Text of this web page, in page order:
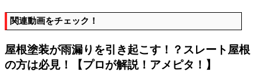
関連動画をチェック！
屋根塗装が雨漏りを引き起こす！？スレート屋根
の方は必見！【プロが解説！アメピタ！】